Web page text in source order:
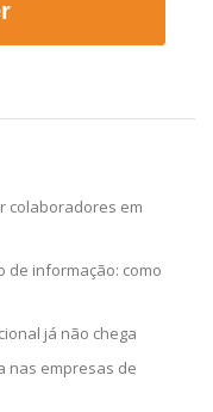
colaboradores em
de informação: como
já não chega
nas empresas de